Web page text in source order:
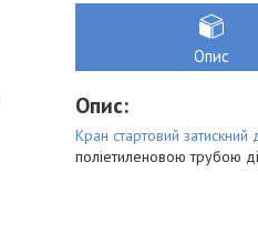
Опис
Опис:
Кран стартовий
поліетиленовою трубою